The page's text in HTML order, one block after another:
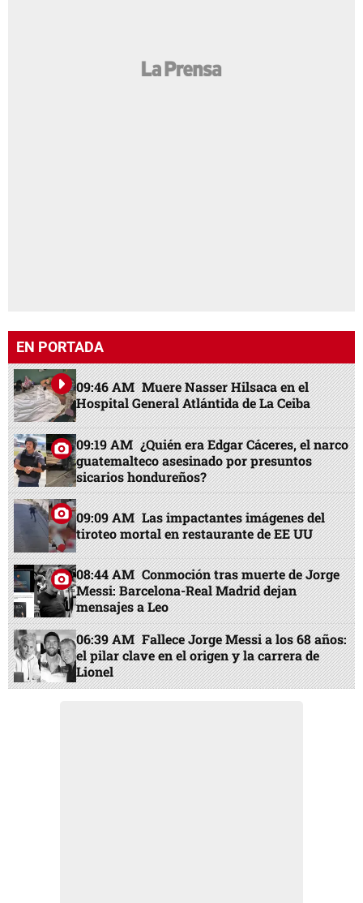
EN PORTADA
09:46 AM Muere Nasser Hilsaca en el
Hospital General Atlántida de La Ceiba
09:19 AM ¿Quién era Edgar Cáceres, el narco
guatemalteco asesinado por presuntos
sicarios hondureños?
09:09 AM Las impactantes imágenes del
tiroteo mortal en restaurante de EE UU
08:44 AM Conmoción tras muerte de Jorge
Messi: Barcelona-Real Madrid dejan
mensajes a Leo
06:39 AM Fallece Jorge Messi a los 68 años:
el pilar clave en el origen y la carrera de
Lionel